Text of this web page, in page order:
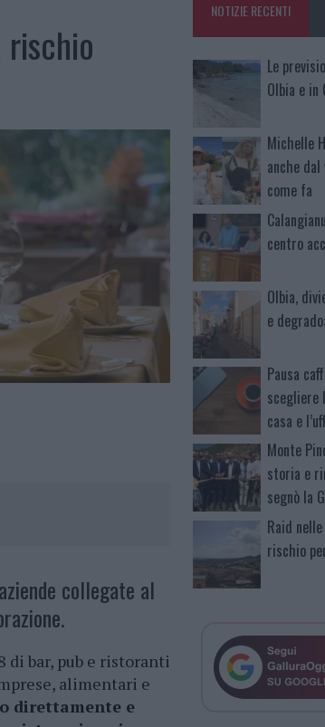
collegate al
di bar, pub e ristoranti
alimentari e
direttamente e
NOTIZIE RECENTI
Le
Olbia e in
Michelle
anche dal
come fa
centro
Olbia,
e
Pausa
scegliere
casa e
Monte
storia e
segnò la
Raid
rischio